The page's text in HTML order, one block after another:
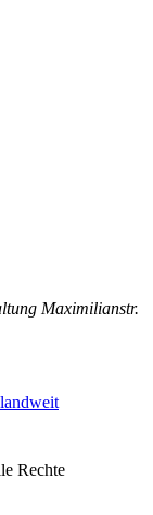
Maximilianstr.
Rechte